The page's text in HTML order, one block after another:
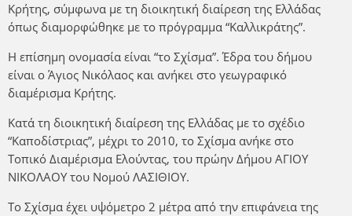
Κρήτης, σύμφωνα με τη διοικητική διαίρεση της Ελλάδας
όπως διαμορφώθηκε με το πρόγραμμα “Καλλικράτης”.
Η επίσημη ονομασία είναι “το Σχίσμα”. Έδρα του δήμου
είναι ο Άγιος Νικόλαος και ανήκει στο γεωγραφικό
διαμέρισμα Κρήτης.
Κατά τη διοικητική διαίρεση της Ελλάδας με το σχέδιο
“Καποδίστριας”, μέχρι το 2010, το Σχίσμα ανήκε στο
Τοπικό Διαμέρισμα Ελούντας, του πρώην Δήμου ΑΓΙΟΥ
ΝΙΚΟΛΑΟΥ του Νομού ΛΑΣΙΘΙΟΥ.
Το Σχίσμα έχει υψόμετρο 2 μέτρα από την επιφάνεια της